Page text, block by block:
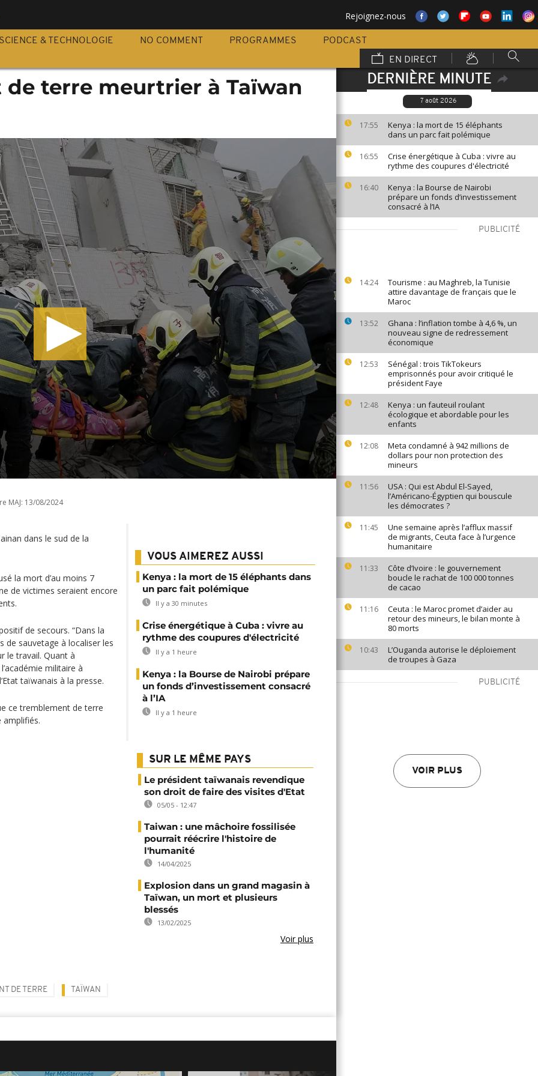
Rejoignez-nous
SCIENCE & TECHNOLOGIE NO COMMENT PROGRAMMES
PODCAST
EN DIRECT
DERNIÈRE MINUTE
7 août 2026
17:55
Kenya : la mort de 15 éléphants
dans un parc fait polémique
16:55
Crise énergétique à Cuba : vivre au
rythme des coupures d'électricité
16:40
Kenya : la Bourse de Nairobi
prépare un fonds d’investissement
consacré à l’IA
PUBLICITÉ
14:24
Tourisme : au Maghreb, la Tunisie
attire davantage de français que le
Maroc
13:52
Ghana : l’inflation tombe à 4,6 %, un
nouveau signe de redressement
économique
12:53
Sénégal : trois TikTokeurs
emprisonnés pour avoir critiqué le
président Faye
12:48
Kenya : un fauteuil roulant
écologique et abordable pour les
enfants
12:08
Meta condamné à 942 millions de
dollars pour non protection des
mineurs
11:56
USA : Qui est Abdul El-Sayed,
l’Américano-Égyptien qui bouscule
les démocrates ?
11:45
Une semaine après l’afflux massif
de migrants, Ceuta face à l’urgence
humanitaire
11:33
Côte d’Ivoire : le gouvernement
boucle le rachat de 100 000 tonnes
de cacao
11:16
Ceuta : le Maroc promet d’aider au
retour des mineurs, le bilan monte à
80 morts
10:43
L’Ouganda autorise le déploiement
de troupes à Gaza
PUBLICITÉ
VOIR PLUS
terre meurtrier à Taïwan
MAJ: 13/08/2024
dans le sud de la
la mort d’au moins 7
de victimes seraient encore
de secours. “Dans la
de sauvetage à localiser les
le travail. Quant à
militaire à
taïwanais à la presse.
ce tremblement de terre
amplifiés.
VOUS AIMEREZ AUSSI
Kenya : la mort de 15 éléphants dans
un parc fait polémique
Il y a 30 minutes
Crise énergétique à Cuba : vivre au
rythme des coupures d'électricité
Il y a 1 heure
Kenya : la Bourse de Nairobi prépare
un fonds d’investissement consacré
à l’IA
Il y a 1 heure
SUR LE MÊME PAYS
Le président taïwanais revendique
son droit de faire des visites d'Etat
05/05 - 12:47
Taiwan : une mâchoire fossilisée
pourrait réécrire l'histoire de
l'humanité
14/04/2025
Explosion dans un grand magasin à
Taïwan, un mort et plusieurs
blessés
13/02/2025
Voir plus
DE TERRE TAÏWAN